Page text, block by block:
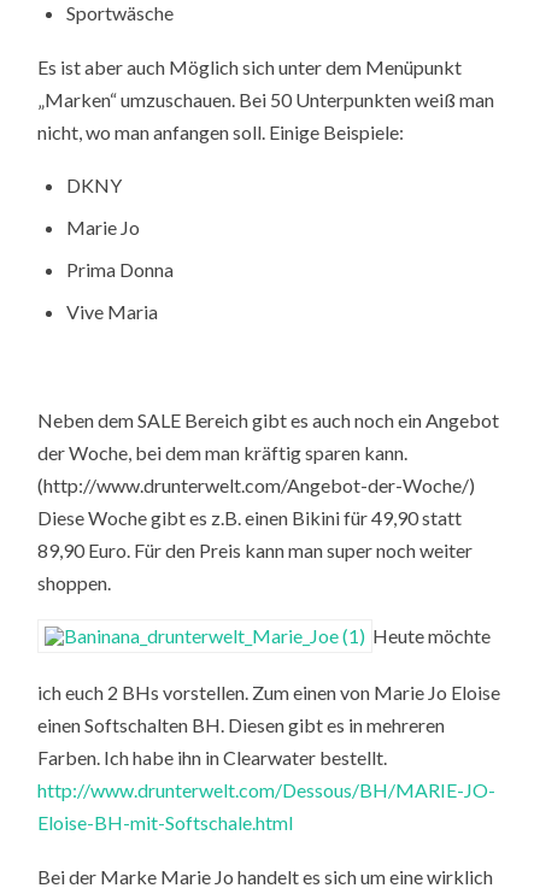
Sportwäsche
Es ist aber auch Möglich sich unter dem Menüpunkt
„Marken“ umzuschauen. Bei 50 Unterpunkten weiß man
nicht, wo man anfangen soll. Einige Beispiele:
DKNY
Marie Jo
Prima Donna
Vive Maria
Neben dem SALE Bereich gibt es auch noch ein Angebot
der Woche, bei dem man kräftig sparen kann.
(http://www.drunterwelt.com/Angebot-der-Woche/)
Diese Woche gibt es z.B. einen Bikini für 49,90 statt
89,90 Euro. Für den Preis kann man super noch weiter
shoppen.
Heute möchte
ich euch 2 BHs vorstellen. Zum einen von Marie Jo Eloise
einen Softschalten BH. Diesen gibt es in mehreren
Farben. Ich habe ihn in Clearwater bestellt.
http://www.drunterwelt.com/Dessous/BH/MARIE-JO-
Eloise-BH-mit-Softschale.html
Bei der Marke Marie Jo handelt es sich um eine wirklich